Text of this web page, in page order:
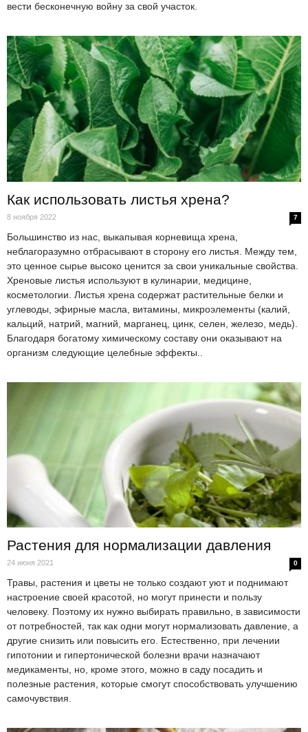
вести бесконечную войну за свой участок.
Как использовать листья хрена?
8 ноября 2022 7
Большинство из нас, выкапывая корневища хрена,
неблагоразумно отбрасывают в сторону его листья. Между тем,
это ценное сырье высоко ценится за свои уникальные свойства.
Хреновые листья используют в кулинарии, медицине,
косметологии. Листья хрена содержат растительные белки и
углеводы, эфирные масла, витамины, микроэлементы (калий,
кальций, натрий, магний, марганец, цинк, селен, железо, медь).
Благодаря богатому химическому составу они оказывают на
организм следующие целебные эффекты..
Растения для нормализации давления
24 июня 2021 0
Травы, растения и цветы не только создают уют и поднимают
настроение своей красотой, но могут принести и пользу
человеку. Поэтому их нужно выбирать правильно, в зависимости
от потребностей, так как одни могут нормализовать давление, а
другие снизить или повысить его. Естественно, при лечении
гипотонии и гипертонической болезни врачи назначают
медикаменты, но, кроме этого, можно в саду посадить и
полезные растения, которые смогут способствовать улучшению
самочувствия.